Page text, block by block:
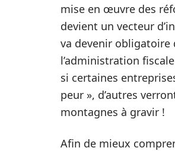
mise en œuvre des
devient un vecteur
va devenir obligatoire
l’administration
si certaines
peur », d’autres
montagnes à gravir !
Afin de mieux